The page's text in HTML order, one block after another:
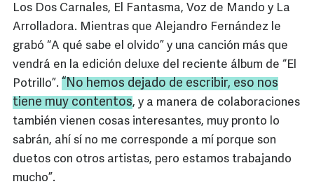
Los Dos Carnales, El Fantasma, Voz de Mando y La
Arrolladora. Mientras que Alejandro Fernández le
grabó “A qué sabe el olvido” y una canción más que
vendrá en la edición deluxe del reciente álbum de “El
Potrillo”.
“No hemos dejado de escribir, eso nos
tiene muy contentos, y a manera de colaboraciones
también vienen cosas interesantes, muy pronto lo
sabrán, ahí sí no me corresponde a mí porque son
duetos con otros artistas, pero estamos trabajando
mucho”.